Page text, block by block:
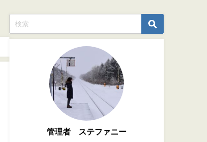
管理者 ステファニー